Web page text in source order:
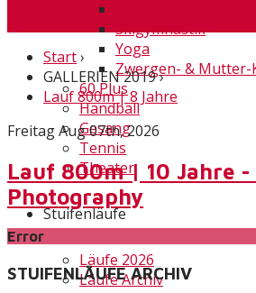
Skigymnastik
Yoga
Zwergen- &
60 Plus
Handball
Gesang
Tennis
Theater
Stuifenläufe
Läufe 2026
Läufe Archiv
Start›
GALLERIEN 2019›
Lauf 800m | 8 Jahre
Freitag Aug 07th, 2026
Lauf 800m | 10 Jahre -
Photography
Error
STUIFENLÄUFE ARCHIV